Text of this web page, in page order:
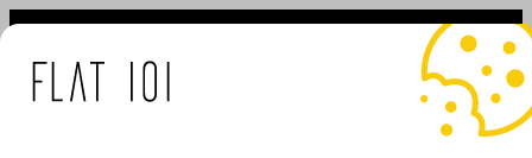
Saltar
contenido